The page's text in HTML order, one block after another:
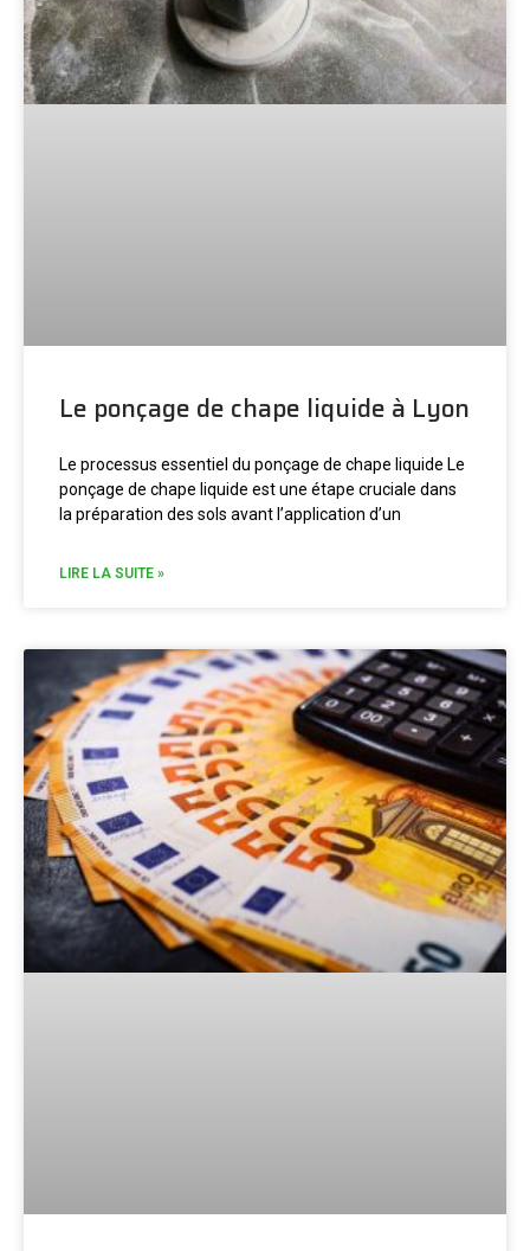
Le ponçage de chape liquide à Lyon
Le processus essentiel du ponçage de chape liquide Le
ponçage de chape liquide est une étape cruciale dans
la préparation des sols avant l’application d’un
LIRE LA SUITE »